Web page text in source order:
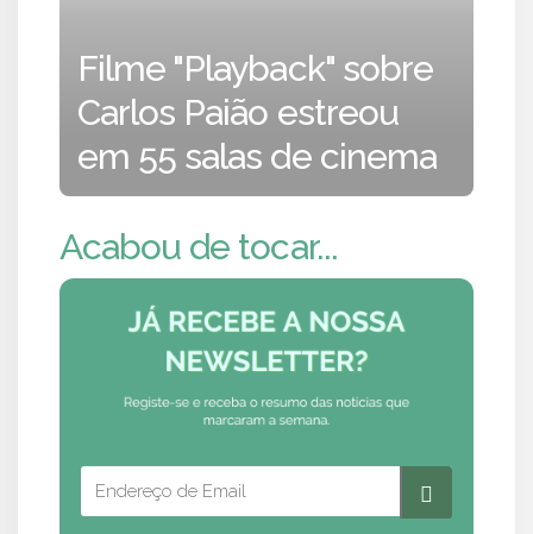
Filme "Playback" sobre
Carlos Paião estreou
em 55 salas de cinema
Acabou de tocar...